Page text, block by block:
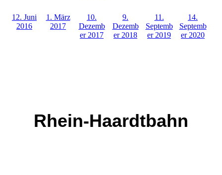
12. Juni
2016
1. März
2017
10.
Dezemb
er 2017
9.
Dezemb
er 2018
11.
Septemb
er 2019
14.
Septemb
er 2020
Rhein-Haardtbahn